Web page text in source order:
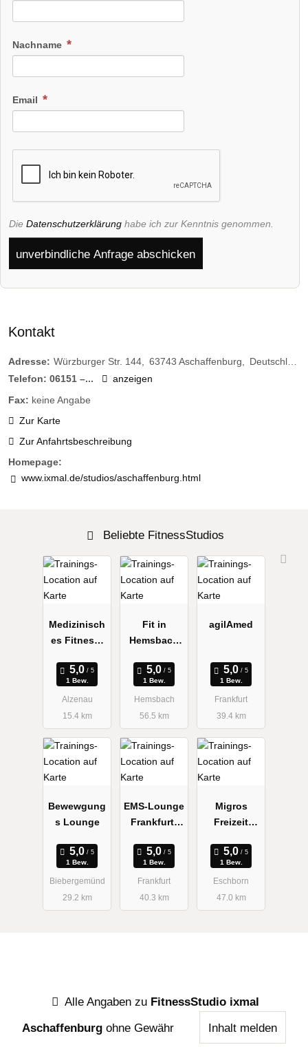
Nachname
Email
Die Datenschutzerklärung habe ich zur Kenntnis genommen.
unverbindliche Anfrage abschicken
Kontakt
Adresse: Würzburger Str. 144 63743 Aschaffenburg
Deutschland
Telefon: 06151 –...
anzeigen
Fax: keine Angabe
Zur Karte
Zur Anfahrtsbeschreibung
Homepage:
www.ixmal.de/studios/aschaffenburg.html
Beliebte FitnessStudios
Medizinisch
es Fitness-
Roland
1 Bew.
Alzenau
15.4 km
Fit in
Hemsbach
1 Bew.
Hemsbach
56.5 km
agilAmed
1 Bew.
Frankfurt
39.4 km
Bewewgung
s Lounge
1 Bew.
Biebergemünd
29.2 km
EMS-Lounge
Frankfurt-
l
1 Bew.
Frankfurt
40.3 km
Migros
Freizeit
GmbH
1 Bew.
Eschborn
47.0 km
Alle Angaben zu FitnessStudio ixmal
Aschaffenburg ohne Gewähr Inhalt melden